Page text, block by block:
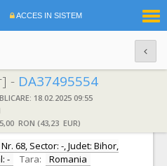
ACCES IN SISTEM
- DA37495554
18.02.2025 09:55
RON (43,23 EUR)
CIF: 50893580
68, Sector: -, Judet: Bihor,
-
Tara:
Romania